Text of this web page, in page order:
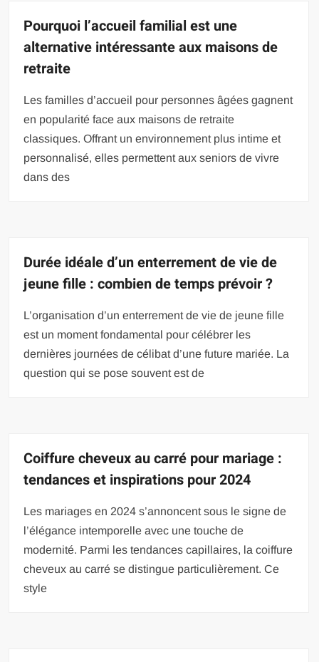
Pourquoi l’accueil familial est une
alternative intéressante aux maisons de
retraite
Les familles d’accueil pour personnes âgées gagnent
en popularité face aux maisons de retraite
classiques. Offrant un environnement plus intime et
personnalisé, elles permettent aux seniors de vivre
dans des
Durée idéale d’un enterrement de vie de
jeune fille : combien de temps prévoir ?
L’organisation d’un enterrement de vie de jeune fille
est un moment fondamental pour célébrer les
dernières journées de célibat d’une future mariée. La
question qui se pose souvent est de
Coiffure cheveux au carré pour mariage :
tendances et inspirations pour 2024
Les mariages en 2024 s’annoncent sous le signe de
l’élégance intemporelle avec une touche de
modernité. Parmi les tendances capillaires, la coiffure
cheveux au carré se distingue particulièrement. Ce
style